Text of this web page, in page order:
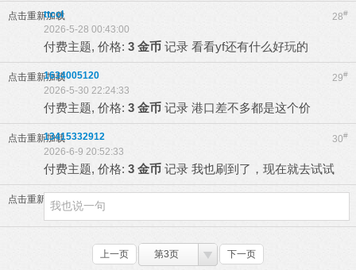
点击重新加载 28#
ttcol
2026-5-28 00:43:00
付费主题, 价格: 3 金币 记录 看看yf还有什么好玩的
点击重新加载 29#
1634005120
2026-5-30 22:24:33
付费主题, 价格: 3 金币 记录 港口差不多都是这个价
点击重新加载 30#
13415332912
2026-6-9 20:52:33
付费主题, 价格: 3 金币 记录 我也刷到了，现在就去试试
点击重新加载
上一页 第3页 下一页